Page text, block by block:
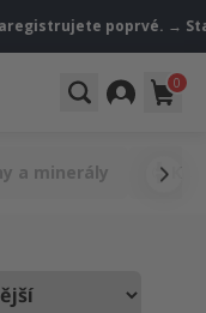
poprvé. →
0
a minerály